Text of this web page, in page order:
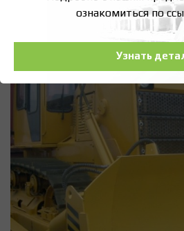
ознакомиться по
Узнать